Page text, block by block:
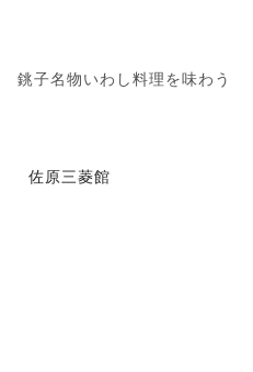
銚子名物いわし料理を味わう
佐原三菱館